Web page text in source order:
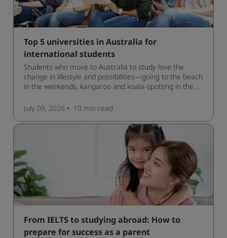
Top 5 universities in Australia for
international students
Students who move to Australia to study love the
change in lifestyle and possibilities—going to the beach
in the weekends, kangaroo and koala-spotting in the
manage traffic and a high standard of living.
July 09, 2026 10 min read
From IELTS to studying abroad: How to
prepare for success as a parent